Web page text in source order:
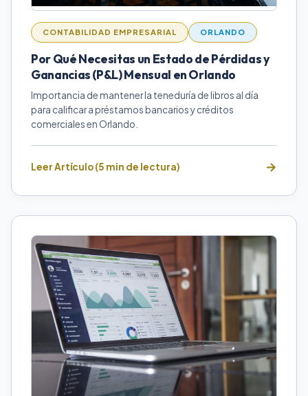
CONTABILIDAD EMPRESARIAL ORLANDO
Por Qué Necesitas un Estado de Pérdidas y
Ganancias (P&L) Mensual en Orlando
Importancia de mantener la teneduría de libros al día
para calificar a préstamos bancarios y créditos
comerciales en Orlando.
Leer Artículo (5 min de lectura)